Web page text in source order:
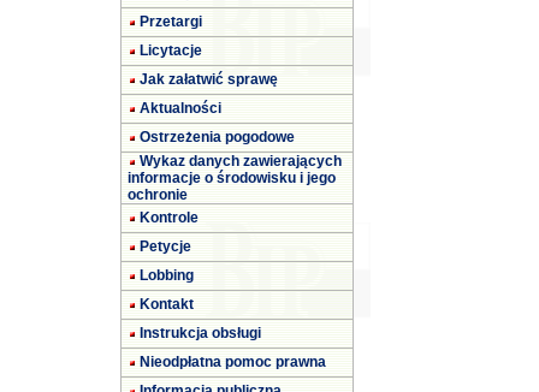
Przetargi
Licytacje
Jak załatwić sprawę
Aktualności
Ostrzeżenia pogodowe
Wykaz danych zawierających
informacje o środowisku i jego
ochronie
Kontrole
Petycje
Lobbing
Kontakt
Instrukcja obsługi
Nieodpłatna pomoc prawna